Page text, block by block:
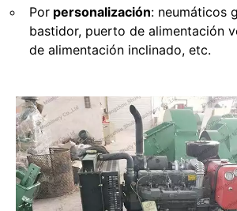
Por personalización: neumáticos
bastidor, puerto de alimentación
de alimentación inclinado, etc.